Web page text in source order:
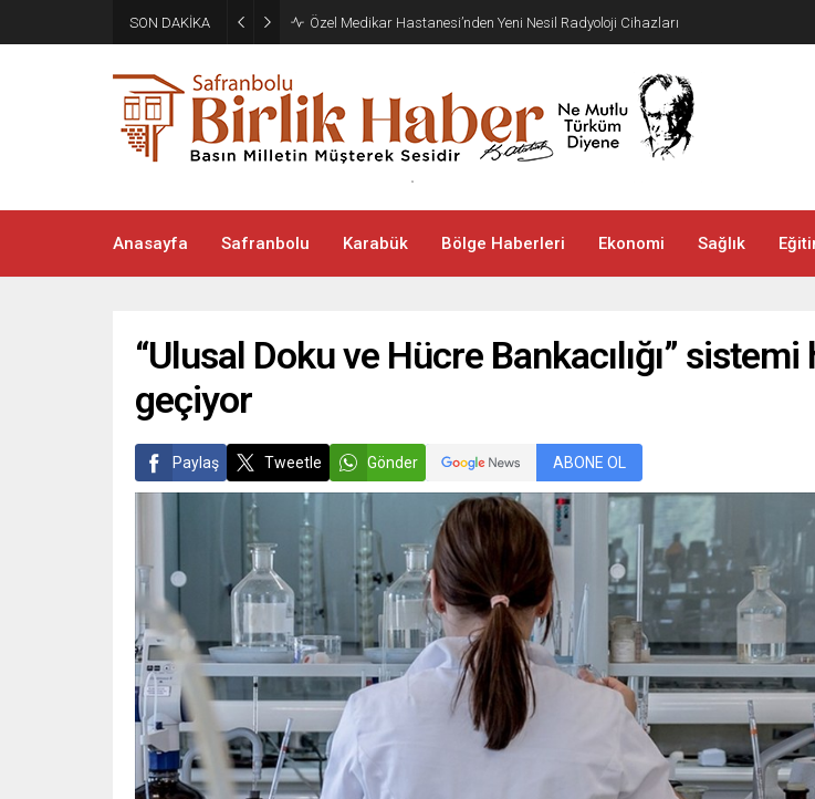
SON DAKİKA
Aile ve Sosyal Hizmetler İl Müdürlüğü’nden Yeni Doğan Bebekler İçin Destek
Çantası
Anasayfa Safranbolu Karabük Bölge Haberleri Ekonomi Sağlık
“Ulusal Doku ve Hücre Bankacılığı” sistemi
geçiyor
Paylaş Tweetle Gönder ABONE OL